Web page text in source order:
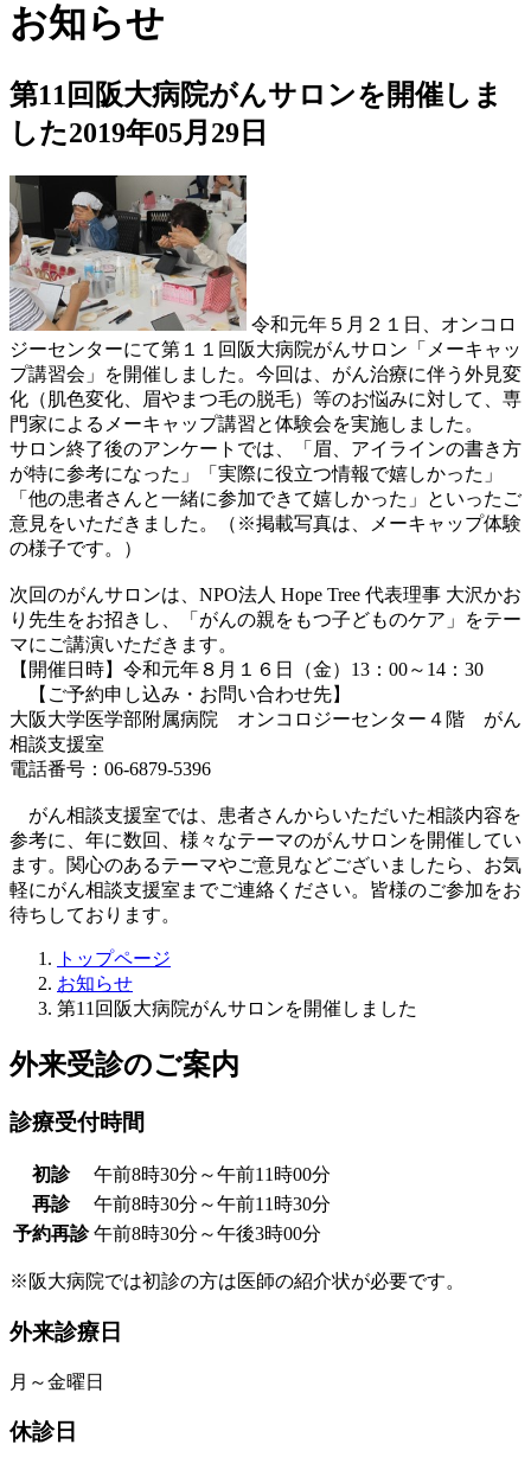
お知らせ
第11回阪大病院がんサロンを開催しま
した2019年05月29日
令和元年５月２１日、オンコロ
ジーセンターにて第１１回阪大病院がんサロン「メーキャッ
プ講習会」を開催しました。今回は、がん治療に伴う外見変
化（肌色変化、眉やまつ毛の脱毛）等のお悩みに対して、専
門家によるメーキャップ講習と体験会を実施しました。
サロン終了後のアンケートでは、「眉、アイラインの書き方
が特に参考になった」「実際に役立つ情報で嬉しかった」
「他の患者さんと一緒に参加できて嬉しかった」といったご
意見をいただきました。（※掲載写真は、メーキャップ体験
の様子です。）
次回のがんサロンは、NPO法人 Hope Tree 代表理事 大沢かお
り先生をお招きし、「がんの親をもつ子どものケア」をテー
マにご講演いただきます。
【開催日時】令和元年８月１６日（金）13：00～14：30
【ご予約申し込み・お問い合わせ先】
大阪大学医学部附属病院 オンコロジーセンター４階 がん
相談支援室
電話番号：06-6879-5396
がん相談支援室では、患者さんからいただいた相談内容を
参考に、年に数回、様々なテーマのがんサロンを開催してい
ます。関心のあるテーマやご意見などございましたら、お気
軽にがん相談支援室までご連絡ください。皆様のご参加をお
待ちしております。
トップページ
お知らせ
第11回阪大病院がんサロンを開催しました
外来受診のご案内
診療受付時間
初診
午前8時30分～午前11時00分
再診
午前8時30分～午前11時30分
予約再診 午前8時30分～午後3時00分
※阪大病院では初診の方は医師の紹介状が必要です。
外来診療日
月～金曜日
休診日